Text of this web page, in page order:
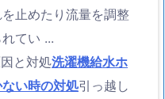
止めたり流量を調整
てい ...
と対処洗濯機給水ホ
い時の対処引っ越し